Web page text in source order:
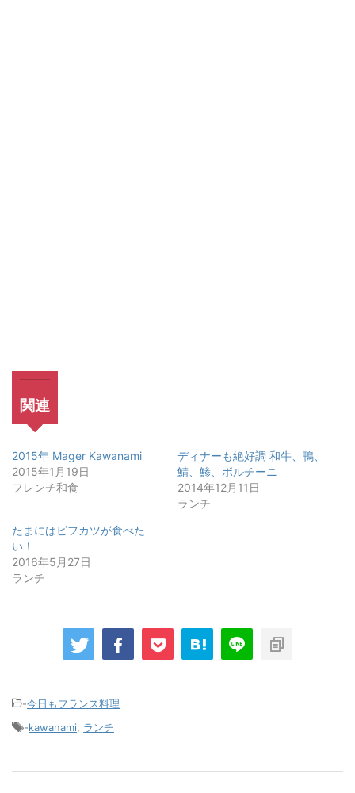
関連
2015年 Mager Kawanami
2015年1月19日
フレンチ和食
ディナーも絶好調 和牛、鴨、
鯖、鯵、ボルチーニ
2014年12月11日
ランチ
たまにはビフカツが食べた
い！
2016年5月27日
ランチ
-今日もフランス料理
-kawanami ランチ